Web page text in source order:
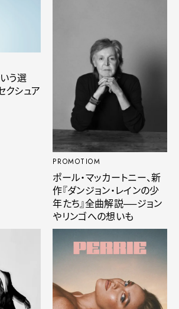
う選
クシュア
PROMOTIOM
ポール・マッカートニー、新
作『ダンジョン・レインの少
年たち』全曲解説──ジョン
やリンゴへの想いも